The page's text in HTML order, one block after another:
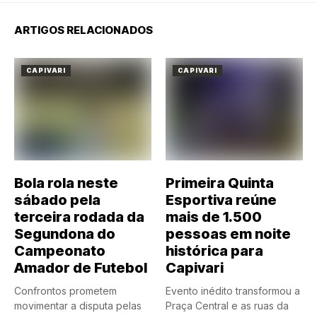
ARTIGOS RELACIONADOS
CAPIVARI
Bola rola neste
sábado pela
terceira rodada da
Segundona do
Campeonato
Amador de Futebol
Confrontos prometem
movimentar a disputa pelas
CAPIVARI
Primeira Quinta
Esportiva reúne
mais de 1.500
pessoas em noite
histórica para
Capivari
Evento inédito transformou a
Praça Central e as ruas da